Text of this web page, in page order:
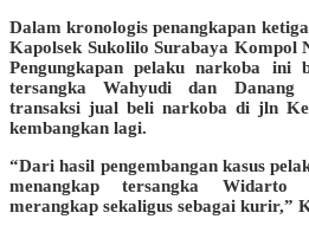
Dalam kronologis penangkapan
Kapolsek Sukolilo Surabaya Kompol
Pengungkapan pelaku narkoba ini
tersangka Wahyudi dan Danang
transaksi jual beli narkoba di jln
kembangkan lagi.
“Dari hasil pengembangan kasus
menangkap tersangka Widarto
merangkap sekaligus sebagai kurir,”